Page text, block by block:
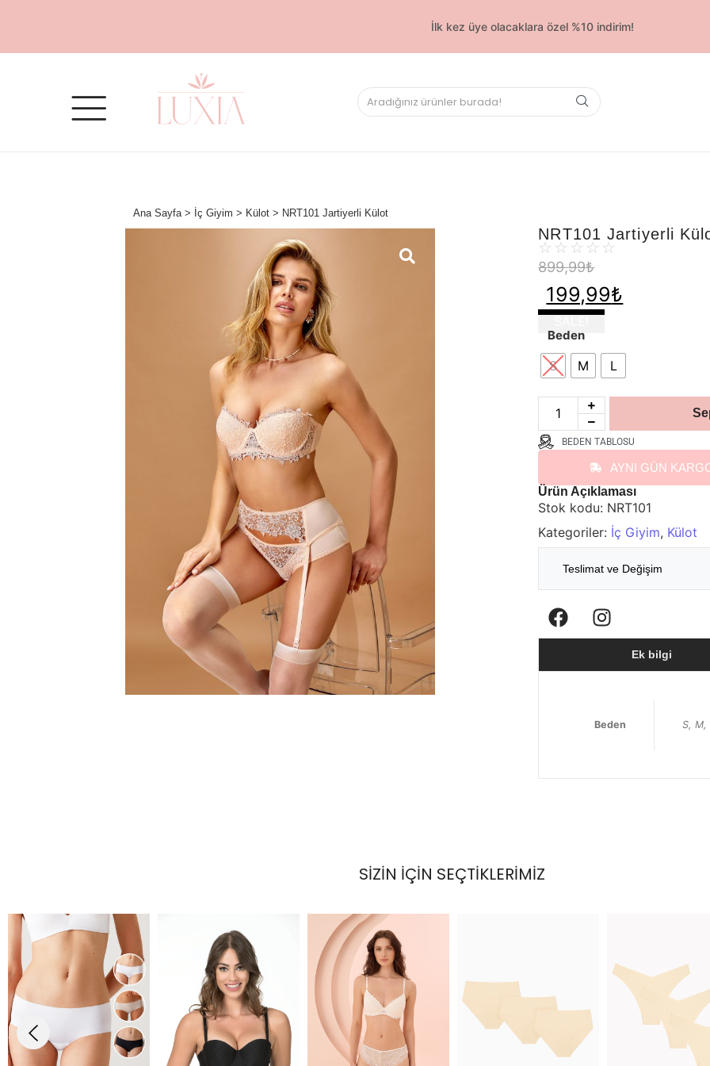
İlk kez üye olacaklara özel %10 indirim!
Ana Sayfa> İç Giyim > Külot> NRT101 Jartiyerli Külot
NRT101 Jartiyerli
☆ ☆ ☆ ☆ ☆
899,99₺
199,99₺
Beden
S M L
BEDEN TABLOSU
AYNI GÜN
Ürün Açıklaması
Stok kodu: NRT101
Kategoriler: İç Giyim, Külot
Teslimat ve Değişim
Ek bilgi
Beden S, M,
SİZİN İÇİN SEÇTİKLERİMİZ